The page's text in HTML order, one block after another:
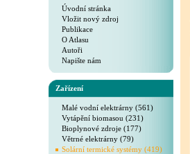
Úvodní stránka
Vložit nový zdroj
Publikace
O Atlasu
Autoři
Napište nám
Zařízení
Malé vodní elektrárny (561)
Vytápění biomasou (231)
Bioplynové zdroje (177)
Větrné elektrárny (79)
Solární termické systémy (419)